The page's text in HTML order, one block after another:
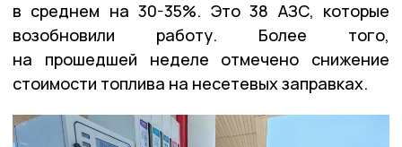
в среднем на 30-35%. Это 38 АЗС, которые
возобновили работу. Более того,
на прошедшей неделе отмечено снижение
стоимости топлива на несетевых заправках.